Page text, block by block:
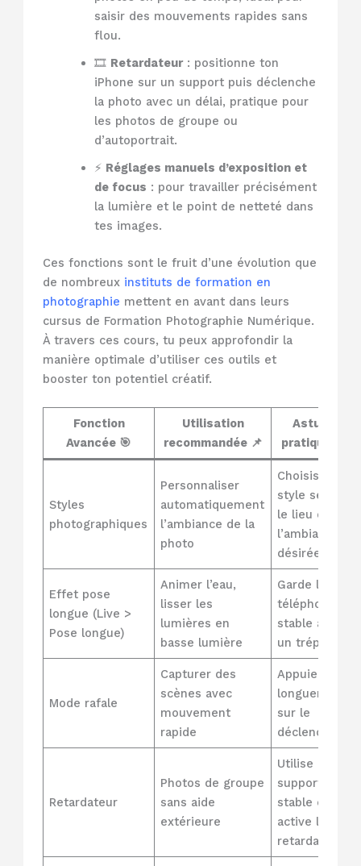
saisir des mouvements rapides sans
flou.
🎞️ Retardateur: positionne ton
iPhone sur un support puis déclenche
la photo avec un délai, pratique pour
les photos de groupe ou
d’autoportrait.
⚡ Réglages manuels d’exposition et
de focus : pour travailler précisément
la lumière et le point de netteté dans
tes images.
Ces fonctions sont le fruit d’une évolution que
de nombreux instituts de formation en
photographie mettent en avant dans leurs
cursus de Formation Photographie Numérique.
À travers ces cours, tu peux approfondir la
manière optimale d’utiliser ces outils et
booster ton potentiel créatif.
Fonction
Avancée 🎯
Utilisation
recommandée 📌
Astuce
pratique 💡
Styles
photographiques
Personnaliser
automatiquement
l’ambiance de la
photo
Choisis un
style selon
le lieu ou
l’ambiance
désirée
Effet pose
longue (Live >
Pose longue)
Animer l’eau,
lisser les
lumières en
basse lumière
Garde le
téléphone
stable avec
un trépied
Mode rafale
Capturer des
scènes avec
mouvement
rapide
Appuie
longuement
sur le
déclencheur
Retardateur
Photos de groupe
sans aide
extérieure
Utilise un
support
stable et
active le
retardateur